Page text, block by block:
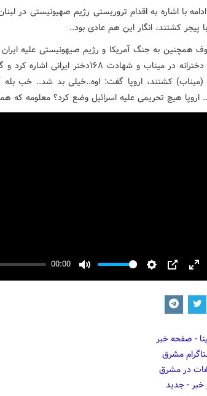
با اشاره به اقدام تروریستی رژیم صهیونیستی در
پیجر کشتند، انگار این هم عادی بود..
همچنین به جنگ آمریکا و رژیم صیهونیستی علیه
مدرسه دخترانه در میناب و شهادت
اروپا هیچ تحریمی علیه اسرائیل وضع کرد؟ معلومه که
00:00